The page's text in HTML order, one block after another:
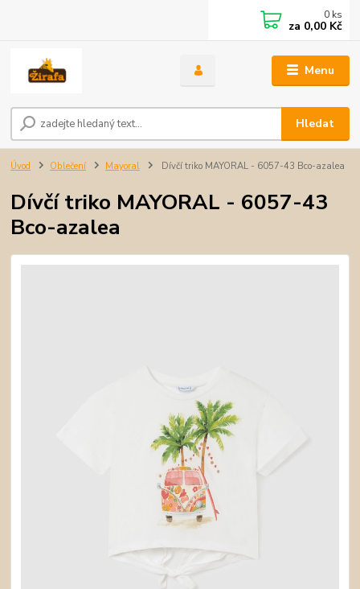
Menu
Hledat
0 ks
za 0,00 Kč
Úvod Oblečení Mayoral Dívčí triko MAYORAL - 6057-43 Bco-azalea
Dívčí triko MAYORAL - 6057-43
Bco-azalea